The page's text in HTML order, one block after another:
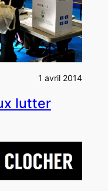
1 avril 2014
lutter